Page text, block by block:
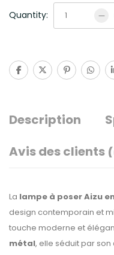
Quantity:
Description
Avis des clients
La lampe à poser Aizu
design contemporain et
touche moderne et
métal, elle séduit par